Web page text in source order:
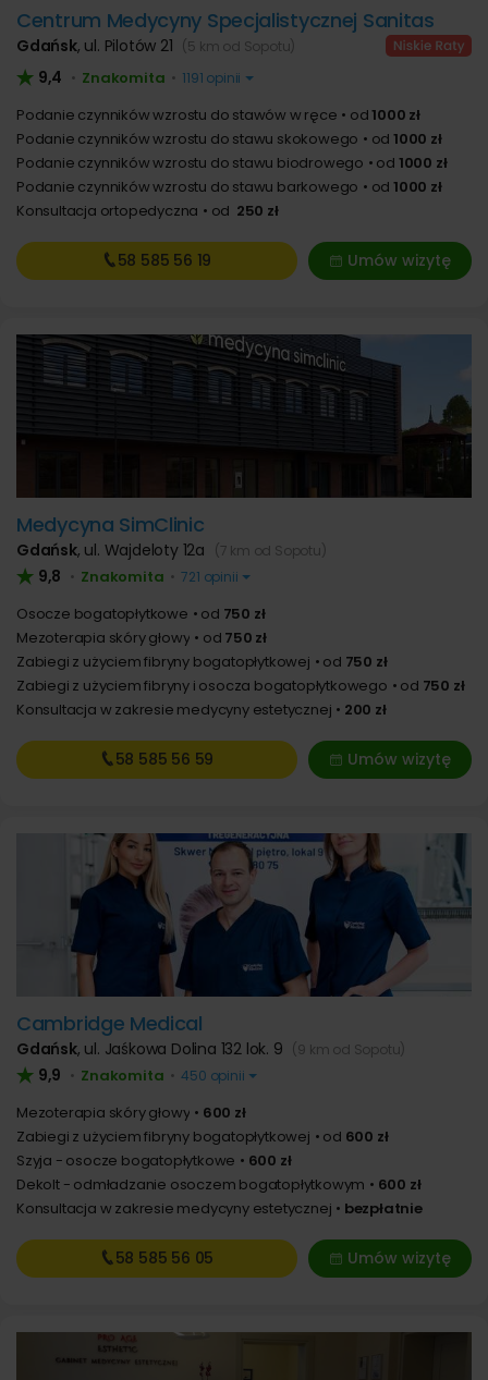
Centrum Medycyny Specjalistycznej Sanitas
Gdańsk, ul. Pilotów 21 (5 km od Sopotu)
9,4 • Znakomita • 1191 opinii
Podanie czynników wzrostu do stawów w ręce od1000 zł
Podanie czynników wzrostu do stawu skokowego
od 1000 zł
Podanie czynników wzrostu do stawu biodrowego
od 1000 zł
Podanie czynników wzrostu do stawu barkowego
od 1000 zł
Konsultacja ortopedyczna
od 250 zł
Umów wizytę
58 585 56 19
Medycyna SimClinic
Gdańsk, ul. Wajdeloty 12a (7 km od Sopotu)
9,8 • Znakomita • 721 opinii
Osocze bogatopłytkowe od 750 zł
Mezoterapia skóry głowy
od 750 zł
Zabiegi z użyciem fibryny bogatopłytkowej
od 750 zł
Zabiegi z użyciem fibryny i osocza bogatopłytkowego
od 750 zł
Konsultacja w zakresie medycyny estetycznej
200 zł
Umów wizytę
58 585 56 59
Cambridge Medical
Gdańsk, ul. Jaśkowa Dolina 132 lok. 9 (9 km od Sopotu)
9,9 • Znakomita • 450 opinii
Mezoterapia skóry głowy
600 zł
Zabiegi z użyciem fibryny bogatopłytkowej
od 600 zł
Szyja - osocze bogatopłytkowe
600 zł
Dekolt - odmładzanie osoczem bogatopłytkowym
600 zł
Konsultacja w zakresie medycyny estetycznej
bezpłatnie
Umów wizytę
58 585 56 05